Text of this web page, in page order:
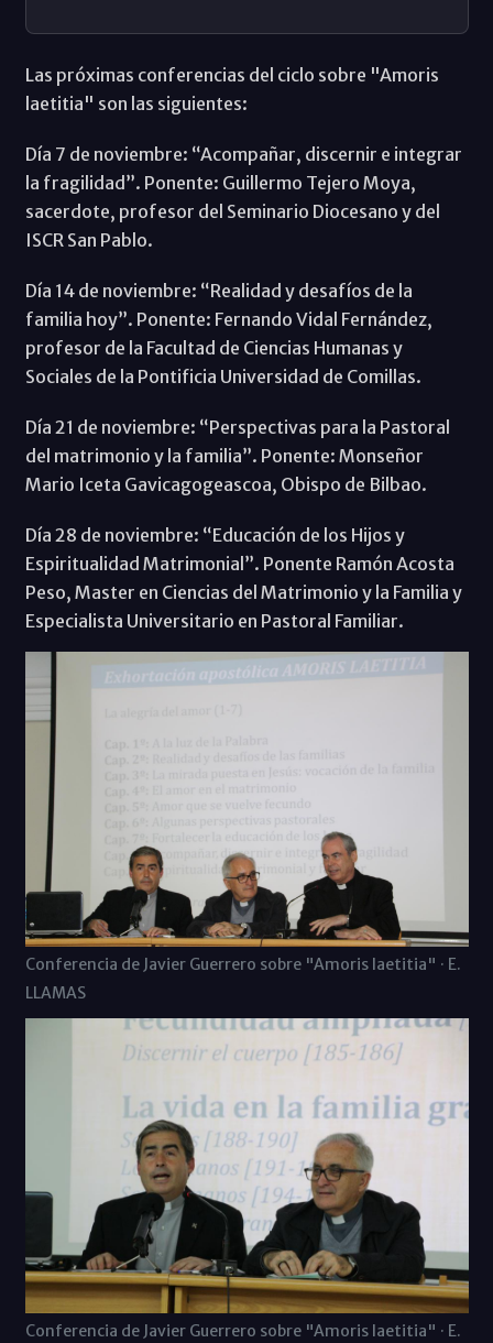
Las próximas conferencias del ciclo sobre "Amoris
laetitia" son las siguientes:
Día 7 de noviembre: “Acompañar, discernir e integrar
la fragilidad”. Ponente: Guillermo Tejero Moya,
sacerdote, profesor del Seminario Diocesano y del
ISCR San Pablo.
Día 14 de noviembre: “Realidad y desafíos de la
familia hoy”. Ponente: Fernando Vidal Fernández,
profesor de la Facultad de Ciencias Humanas y
Sociales de la Pontificia Universidad de Comillas.
Día 21 de noviembre: “Perspectivas para la Pastoral
del matrimonio y la familia”. Ponente: Monseñor
Mario Iceta Gavicagogeascoa, Obispo de Bilbao.
Día 28 de noviembre: “Educación de los Hijos y
Espiritualidad Matrimonial”. Ponente Ramón Acosta
Peso, Master en Ciencias del Matrimonio y la Familia y
Especialista Universitario en Pastoral Familiar.
Conferencia de Javier Guerrero sobre "Amoris laetitia" · E.
LLAMAS
Conferencia de Javier Guerrero sobre "Amoris laetitia" · E.